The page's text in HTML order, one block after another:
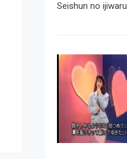
Seishun no ijiwaru